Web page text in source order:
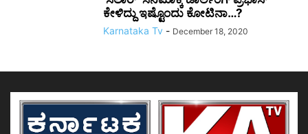
ಕೇಳಿದ್ದು ಇಷ್ಟೊಂದು ಕೋಟಿನಾ…?
Karnataka Tv - December 18, 2020